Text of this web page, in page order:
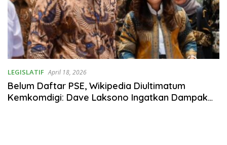
LEGISLATIF April 18, 2026
Belum Daftar PSE, Wikipedia Diultimatum
Kemkomdigi: Dave Laksono Ingatkan Dampak